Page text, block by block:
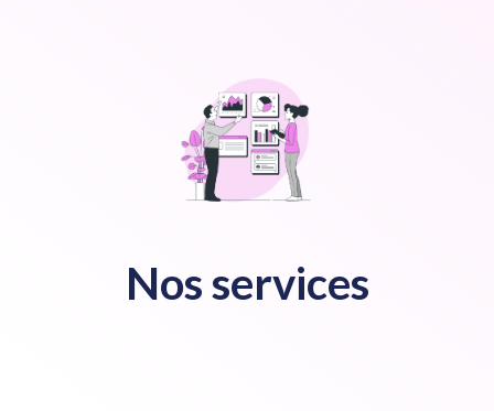
Nos services